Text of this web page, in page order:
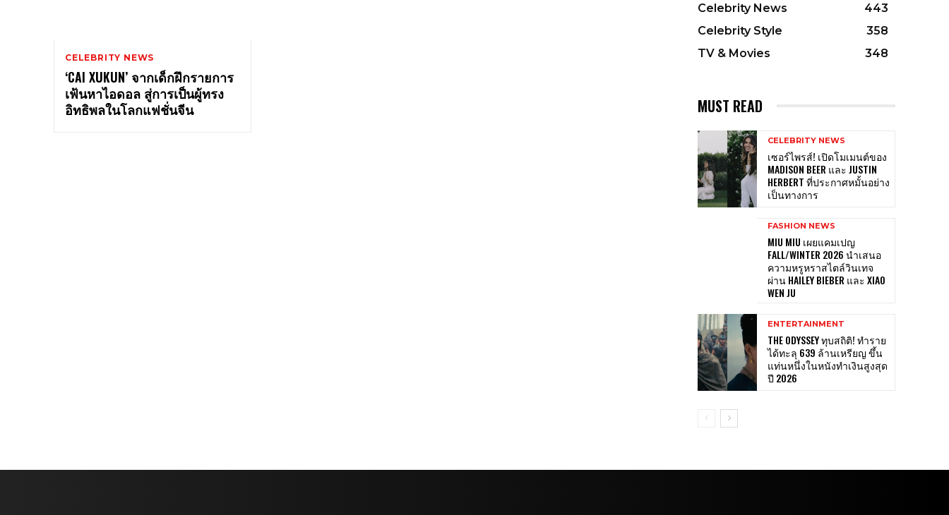
CELEBRITY NEWS
‘CAI XUKUN’ จากเด็กฝึกรายการ
เฟ้นหาไอดอล สู่การเป็นผู้ทรง
อิทธิพลในโลกแฟชั่นจีน
Celebrity News
443
Celebrity Style
358
TV & Movies
348
MUST READ
CELEBRITY NEWS
เซอร์ไพรส์! เปิดโมเมนต์ของ
MADISON BEER และ JUSTIN
HERBERT ที่ประกาศหมั้นอย่าง
เป็นทางการ
FASHION NEWS
MIU MIU เผยแคมเปญ
FALL/WINTER 2026 นำเสนอ
ความหรูหราสไตล์วินเทจ
ผ่าน HAILEY BIEBER และ XIAO
WEN JU
ENTERTAINMENT
THE ODYSSEY ทุบสถิติ! ทำราย
ได้ทะลุ 639 ล้านเหรียญ ขึ้น
แท่นหนึ่งในหนังทำเงินสูงสุด
ปี 2026